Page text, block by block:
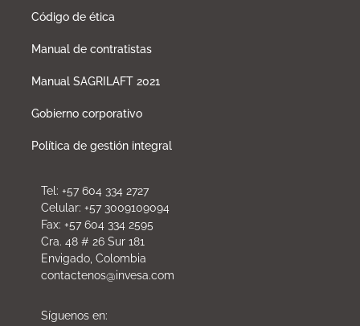
Código de ética
Manual de contratistas
Manual SAGRILAFT 2021
Gobierno corporativo
Política de gestión integral
Tel: +57 604 334 2727
Celular: +57 3009109094
Fax: +57 604 334 2595
Cra. 48 # 26 Sur 181
Envigado, Colombia
contactenos@invesa.com
Síguenos en: